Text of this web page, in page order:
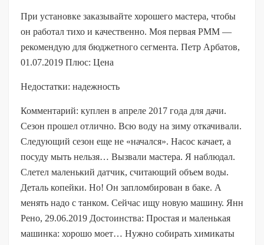
При установке заказывайте хорошего мастера, чтобы
он работал тихо и качественно. Моя первая PMM —
рекомендую для бюджетного сегмента. Петр Арбатов,
01.07.2019 Плюс: Цена
Недостатки: надежность
Комментарий: куплен в апреле 2017 года для дачи.
Сезон прошел отлично. Всю воду на зиму откачивали.
Следующий сезон еще не «начался». Насос качает, а
посуду мыть нельзя… Вызвали мастера. Я наблюдал.
Слетел маленький датчик, считающий объем воды.
Деталь копейки. Но! Он запломбирован в баке. А
менять надо с танком. Сейчас ищу новую машину. Янн
Рено, 29.06.2019 Достоинства: Простая и маленькая
машинка: хорошо моет… Нужно собирать химикаты